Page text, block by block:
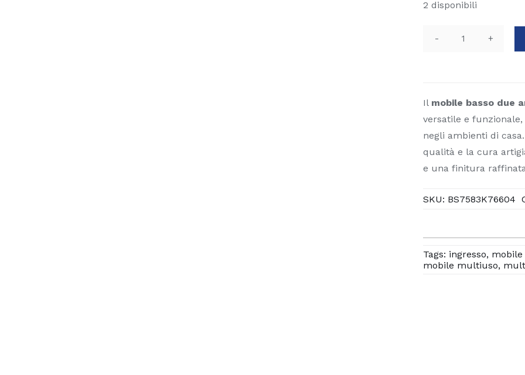
2 disponibili
e
un
cassetto
Aron
quantità
Il mobile basso due
versatile e
negli ambienti di
qualità e la cura
e una finitura
SKU: BS7583K76604
Tags: ingresso,
mobile multiuso,